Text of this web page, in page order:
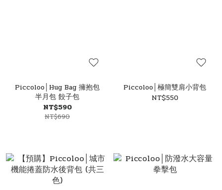
Piccoloo│Hug Bag 擁抱包
半月包 餃子包
NT$590
NT$690
Piccoloo│極簡雙肩小背包
NT$550